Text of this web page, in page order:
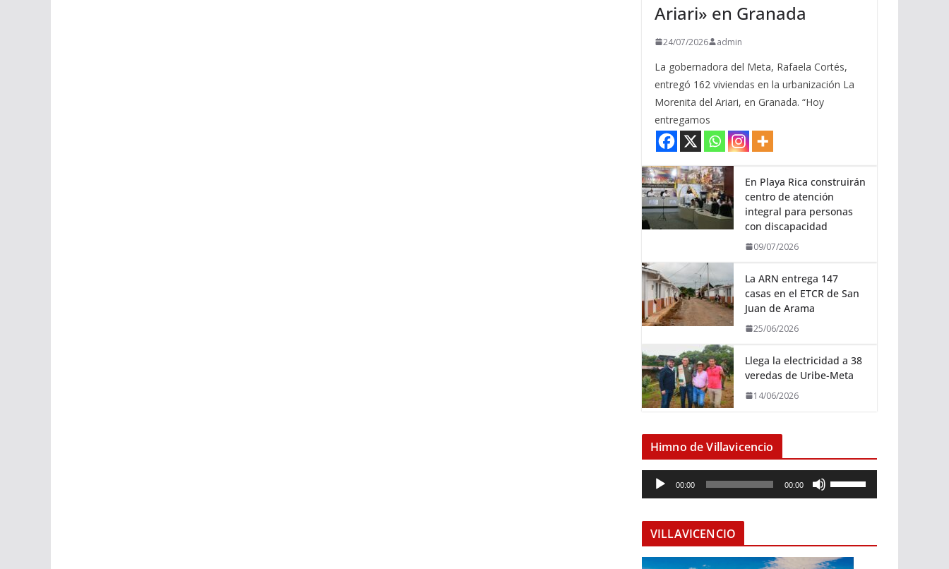
Ariari» en Granada
24/07/2026 admin
La gobernadora del Meta, Rafaela Cortés,
entregó 162 viviendas en la urbanización La
Morenita del Ariari, en Granada. “Hoy
entregamos
En Playa Rica construirán
centro de atención
integral para personas
con discapacidad
09/07/2026
La ARN entrega 147
casas en el ETCR de San
Juan de Arama
25/06/2026
Llega la electricidad a 38
veredas de Uribe-Meta
14/06/2026
Himno de Villavicencio
e
o
00:00 00:00
i
z
VILLAVICENCIO